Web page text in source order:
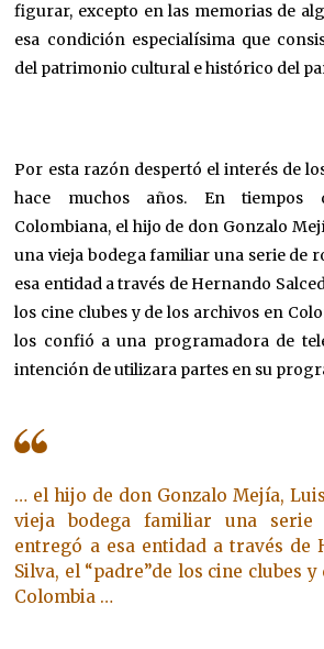
figurar, excepto en las memorias de
esa condición especialísima que
del patrimonio cultural e histórico del
Por esta razón despertó el interés de
hace muchos años. En tiempos
Colombiana, el hijo de don Gonzalo
una vieja bodega familiar una serie de
esa entidad a través de Hernando
los cine clubes y de los archivos en
los confió a una programadora de
intención de utilizara partes en su
… el hijo de don Gonzalo Mejía,
vieja bodega familiar una
entregó a esa entidad a través de
Silva, el “padre”de los cine clubes
Colombia …